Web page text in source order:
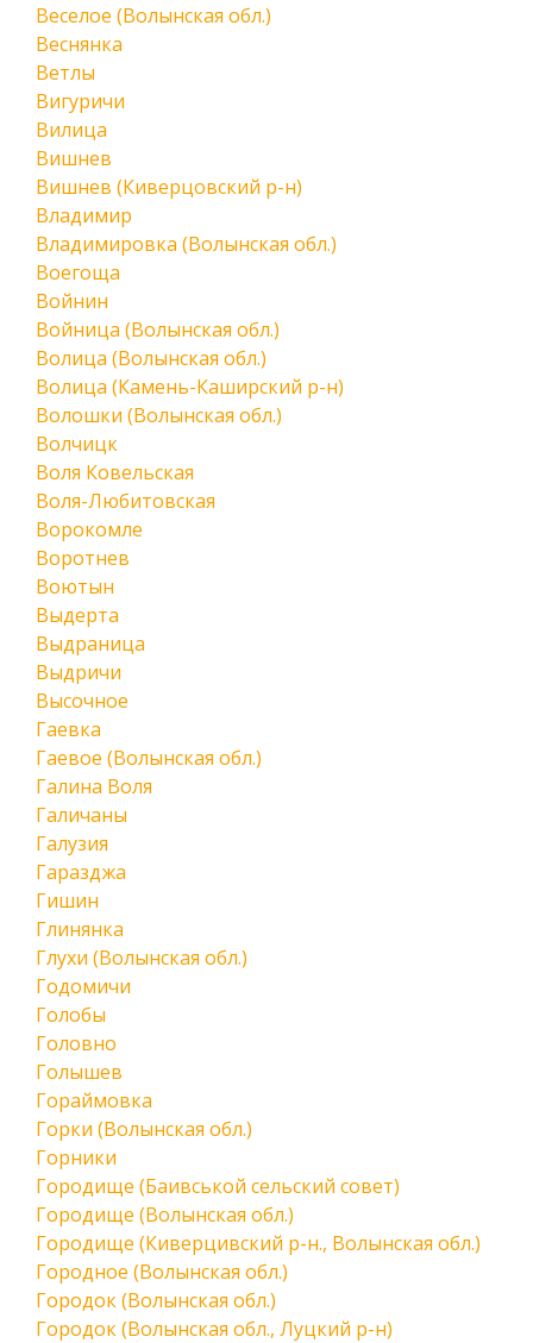
Веселое (Волынская обл.)
Веснянка
Ветлы
Вигуричи
Вилица
Вишнев
Вишнев (Киверцовский р-н)
Владимир
Владимировка (Волынская обл.)
Воегоща
Войнин
Войница (Волынская обл.)
Волица (Волынская обл.)
Волица (Камень-Каширский р-н)
Волошки (Волынская обл.)
Волчицк
Воля Ковельская
Воля-Любитовская
Ворокомле
Воротнев
Воютын
Выдерта
Выдраница
Выдричи
Высочное
Гаевка
Гаевое (Волынская обл.)
Галина Воля
Галичаны
Галузия
Гаразджа
Гишин
Глинянка
Глухи (Волынская обл.)
Годомичи
Голобы
Головно
Голышев
Гораймовка
Горки (Волынская обл.)
Горники
Городище (Баивськой сельский совет)
Городище (Волынская обл.)
Городище (Киверцивский р-н., Волынская обл.)
Городное (Волынская обл.)
Городок (Волынская обл.)
Городок (Волынская обл., Луцкий р-н)